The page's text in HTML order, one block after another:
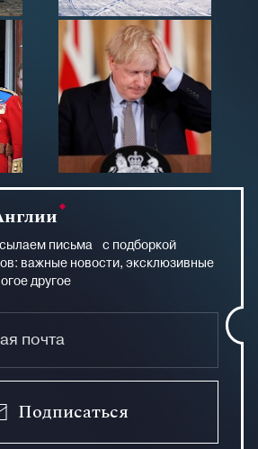
письма с подборкой
важные новости, эксклюзивные
другое
Подписаться